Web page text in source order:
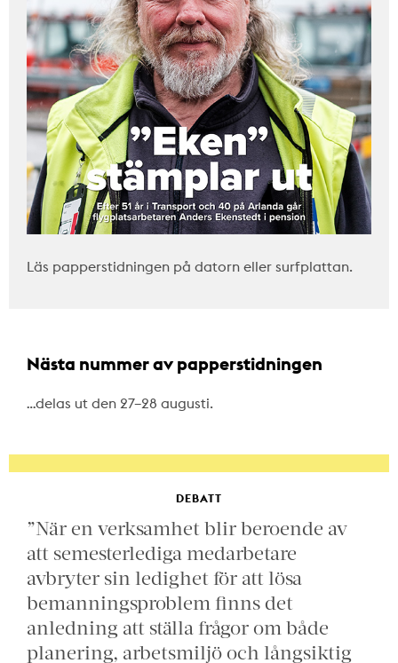
Läs papperstidningen på datorn eller surfplattan.
Nästa nummer av papperstidningen
…delas ut den 27–28 augusti.
DEBATT
”När en verksamhet blir beroende av
att semesterlediga medarbetare
avbryter sin ledighet för att lösa
bemanningsproblem finns det
anledning att ställa frågor om både
planering, arbetsmiljö och långsiktig